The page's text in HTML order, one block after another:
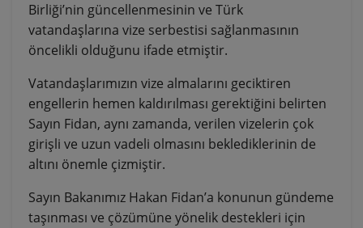
Birliği’nin güncellenmesinin ve Türk
vatandaşlarına vize serbestisi sağlanmasının
öncelikli olduğunu ifade etmiştir.
Vatandaşlarımızın vize almalarını geciktiren
engellerin hemen kaldırılması gerektiğini belirten
Sayın Fidan, aynı zamanda, verilen vizelerin çok
girişli ve uzun vadeli olmasını beklediklerinin de
altını önemle çizmiştir.
Sayın Bakanımız Hakan Fidan’a konunun gündeme
taşınması ve çözümüne yönelik destekleri için